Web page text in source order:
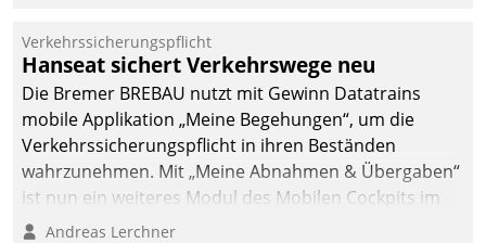
Verkehrssicherungspflicht
Hanseat sichert Verkehrswege neu
Die Bremer BREBAU nutzt mit Gewinn Datatrains
mobile Applikation „Meine Begehungen“, um die
Verkehrssicherungspflicht in ihren Beständen
wahrzunehmen. Mit „Meine Abnahmen & Übergaben“
ist nun ein weiteres Modul des Mobilen Cockpits im
Einsatz.
Andreas Lerchner